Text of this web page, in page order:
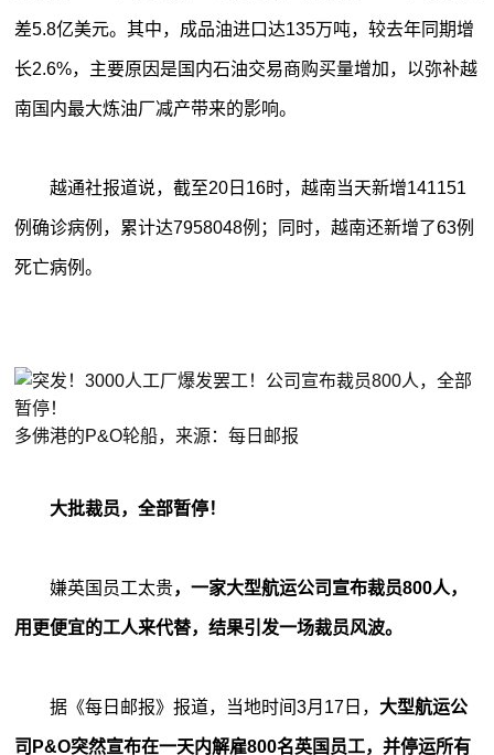
差5.8亿美元。其中，成品油进口达135万吨，较去年同期增
长2.6%，主要原因是国内石油交易商购买量增加，以弥补越
南国内最大炼油厂减产带来的影响。
越通社报道说，截至20日16时，越南当天新增141151
例确诊病例，累计达7958048例；同时，越南还新增了63例
死亡病例。
多佛港的P&O轮船，来源：每日邮报
大批裁员，全部暂停！
嫌英国员工太贵，一家大型航运公司宣布裁员800人，
用更便宜的工人来代替，结果引发一场裁员风波。
据《每日邮报》报道，当地时间3月17日， 大型航运公
司P&O突然宣布在一天内解雇800名英国员工，并停运所有